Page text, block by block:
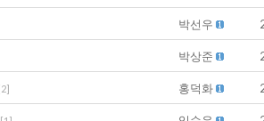
박선우
박상준
2] 홍덕화